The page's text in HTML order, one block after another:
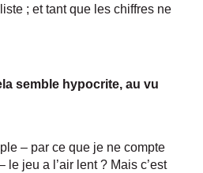
; et tant que les chiffres ne
semble hypocrite, au vu
– par ce que je ne compte
jeu a l’air lent ? Mais c’est